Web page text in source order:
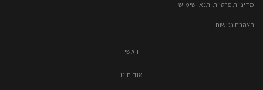
מדיניות פרטיות ותנאי שימוש
הצהרת נגישות
ראשי
אודותינו